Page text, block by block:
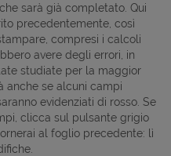
sarà già completato. Qui
precedentemente, così
compresi i calcoli
avere degli errori, in
studiate per la maggior
anche se alcuni campi
evidenziati di rosso. Se
clicca sul pulsante grigio
al foglio precedente: lì